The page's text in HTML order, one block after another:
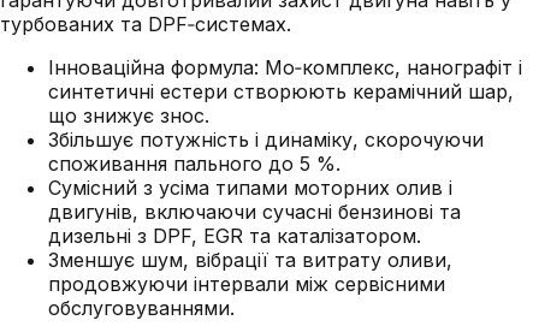
турбованих та DPF‑системах.
Інноваційна формула: Mo‑комплекс, нанографіт і
синтетичні естери створюють керамічний шар,
що знижує знос.
Збільшує потужність і динаміку, скорочуючи
споживання пального до 5 %.
Сумісний з усіма типами моторних олив і
двигунів, включаючи сучасні бензинові та
дизельні з DPF, EGR та каталізатором.
Зменшує шум, вібрації та витрату оливи,
продовжуючи інтервали між сервісними
обслуговуваннями.